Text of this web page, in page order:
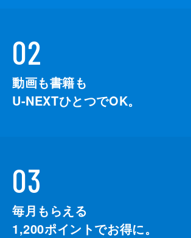
02
動画も書籍も
U-NEXTひとつでOK。
03
毎月もらえる
1,200ポイントでお得に。